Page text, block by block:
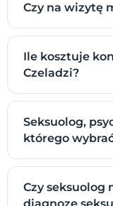
Czy na wizytę
Ile kosztuje
Czeladzi?
Seksuolog,
którego
Czy seksuolog